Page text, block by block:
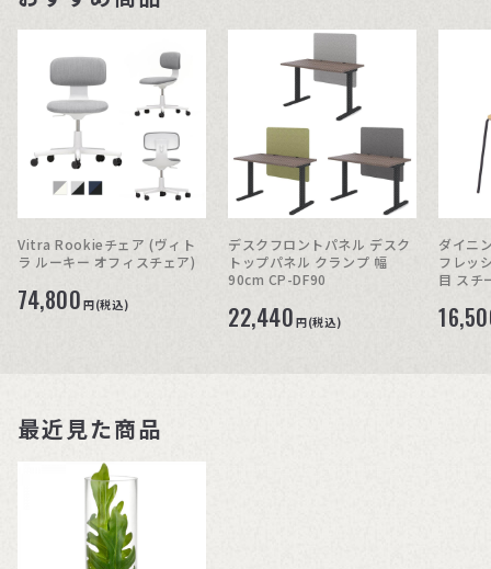
Vitra Rookieチェア (ヴィト
ラ ルーキー オフィスチェア)
74,800 円(税込)
デスクフロントパネル デスク
トップパネル クランプ 幅
90cm CP-DF90
22,440 円(税込)
ダイニ
フレッ
目 スチ
最近見た商品